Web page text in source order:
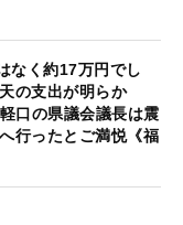
なく約17万円でし
の支出が明らか
口の県議会議長は震
行ったとご満悦《福